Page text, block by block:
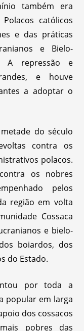
também era
católicos
e das práticas
e Bielo-
A repressão e
e houve
a adoptar o
do século
contra os
polacos.
os nobres
pelos
região em volta
Cossaca
e bielo-
boiardos, dos
do Estado.
por toda a
popular em larga
dos cossacos
pobres das